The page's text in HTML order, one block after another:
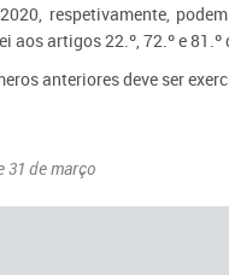
respetivamente,
artigos 22.º, 72.º e 81.º
anteriores deve ser
31 de março